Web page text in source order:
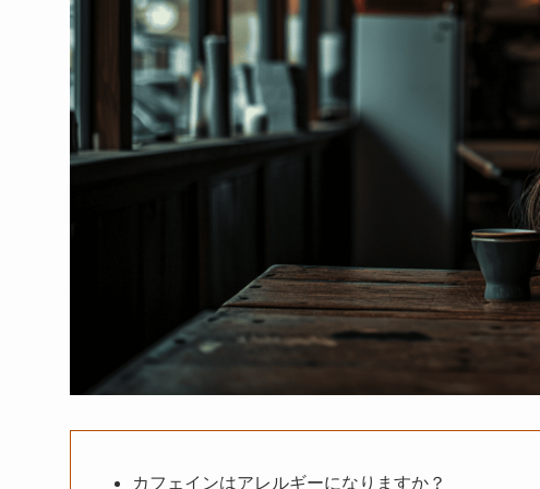
カフェインはアレルギーになりますか？